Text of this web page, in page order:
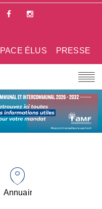
PRESSE
ÉLUS
Annuaires